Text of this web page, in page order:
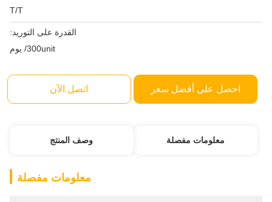
T/T
القدرة على التوريد:
300unit/ يوم
احصل على أفضل سعر اتصل الآن
معلومات مفصلة وصف المنتج
معلومات مفصلة